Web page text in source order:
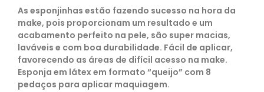
As esponjinhas estão fazendo sucesso na hora da
make, pois proporcionam um resultado e um
acabamento perfeito na pele, são super macias,
laváveis e com boa durabilidade. Fácil de aplicar,
favorecendo as áreas de difícil acesso na make.
Esponja em látex em formato “queijo” com 8
pedaços para aplicar maquiagem.